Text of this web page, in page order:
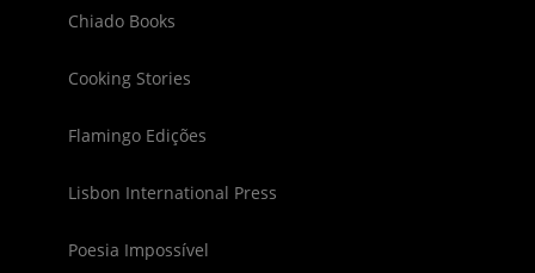
Chiado Books
Cooking Stories
Flamingo Edições
Lisbon International Press
Poesia Impossível